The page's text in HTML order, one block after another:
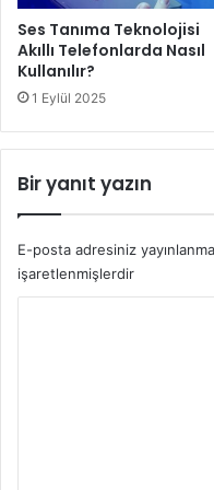
Ses Tanıma Teknolojisi
Akıllı Telefonlarda Nasıl
Kullanılır?
1 Eylül 2025
Bir yanıt yazın
E-posta adresiniz
işaretlenmişlerdir